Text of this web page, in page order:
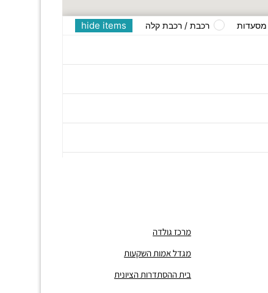
hide items מסעדות רכבת / רכבת קלה
מרכז גולדה
מגדל אמות השקעות
בית ההסתדרות הציונית